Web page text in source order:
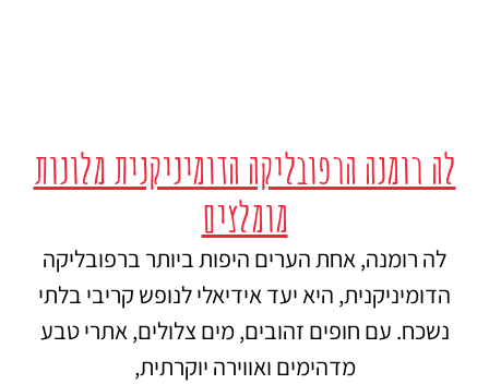
לה רומנה הרפובליקה הדומיניקנית מלונות
מומלצים
לה רומנה, אחת הערים היפות ביותר ברפובליקה
הדומיניקנית, היא יעד אידיאלי לנופש קריבי בלתי
נשכח. עם חופים זהובים, מים צלולים, אתרי טבע
מדהימים ואווירה יוקרתית,